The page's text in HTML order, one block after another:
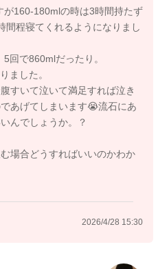
160-180mlの時は3時間持たず
間程寝てくれるようになりまし
回で860mlだったり。
ました。
すいて泣いて満足すれば泣き
あげてしまいます😭流石にあ
んでしょうか。？
場合どうすればいいのかわか
2026/4/28 15:30